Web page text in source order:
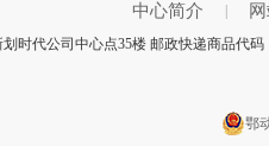
中心简介
时代公司中心点35楼 邮政快递商品代
鄂